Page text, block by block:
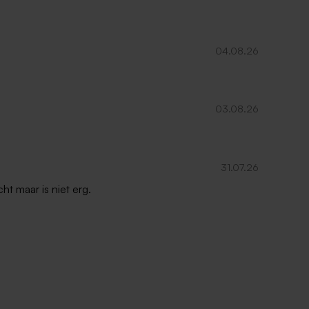
04.08.26
03.08.26
31.07.26
maar is niet erg.